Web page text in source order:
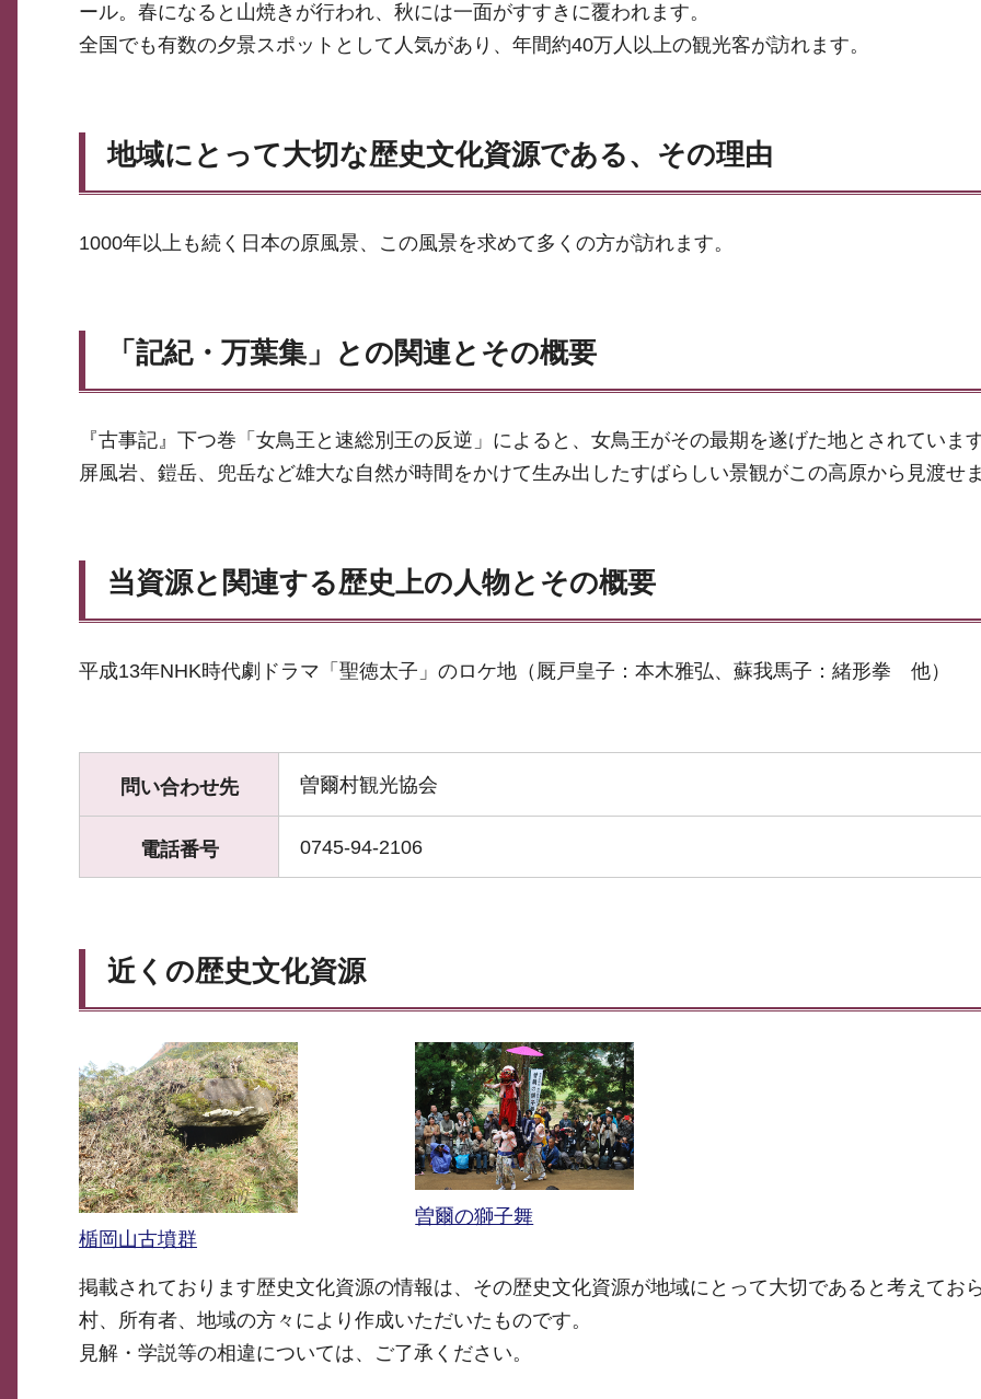
ール。春になると山焼きが行われ、秋には一面がすすきに覆われます。
全国でも有数の夕景スポットとして人気があり、年間約40万人以上の観光客が訪れます。
地域にとって大切な歴史文化資源である、その理由
1000年以上も続く日本の原風景、この風景を求めて多くの方が訪れます。
「記紀・万葉集」との関連とその概要
『古事記』下つ巻「女鳥王と速総別王の反逆」によると、女鳥王がその最期を遂げた地とされています
屏風岩、鎧岳、兜岳など雄大な自然が時間をかけて生み出したすばらしい景観がこの高原から見渡せま
当資源と関連する歴史上の人物とその概要
平成13年NHK時代劇ドラマ「聖徳太子」のロケ地（厩戸皇子：本木雅弘、蘇我馬子：緒形拳 他）
問い合わせ先 曽爾村観光協会
電話番号 0745-94-2106
近くの歴史文化資源
楯岡山古墳群
曽爾の獅子舞
掲載されております歴史文化資源の情報は、その歴史文化資源が地域にとって大切であると考えてお
村、所有者、地域の方々により作成いただいたものです。
見解・学説等の相違については、ご了承ください。